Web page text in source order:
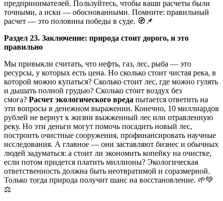
предпринимателей. Пользуйтесь, чтобы ваши расчеты были
точными, а иски — обоснованными. Помните: правильный
расчет — это половина победы в суде. 🧭📌
Раздел 23. Заключение: природа стоит дорого, и это
правильно
Мы привыкли считать, что нефть, газ, лес, рыба — это
ресурсы, у которых есть цена. Но сколько стоит чистая река, в
которой можно купаться? Сколько стоит лес, где можно гулять
и дышать полной грудью? Сколько стоит воздух без
смога? Расчет экологического вреда пытается ответить на
эти вопросы в денежном выражении. Конечно, 10 миллиардов
рублей не вернут к жизни выжженный лес или отравленную
реку. Но эти деньги могут помочь посадить новый лес,
построить очистные сооружения, профинансировать научные
исследования. А главное — они заставляют бизнес и обычных
людей задуматься: а стоит ли экономить копейку на очистке,
если потом придется платить миллионы? Экологическая
ответственность должна быть неотвратимой и соразмерной.
Только тогда природа получит шанс на восстановление. 🌱💚
⚖️